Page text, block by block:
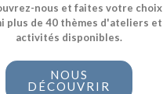
nous et faites votre choix
plus de 40 thèmes d'ateliers et
activités disponibles.
NOUS
DÉCOUVRIR